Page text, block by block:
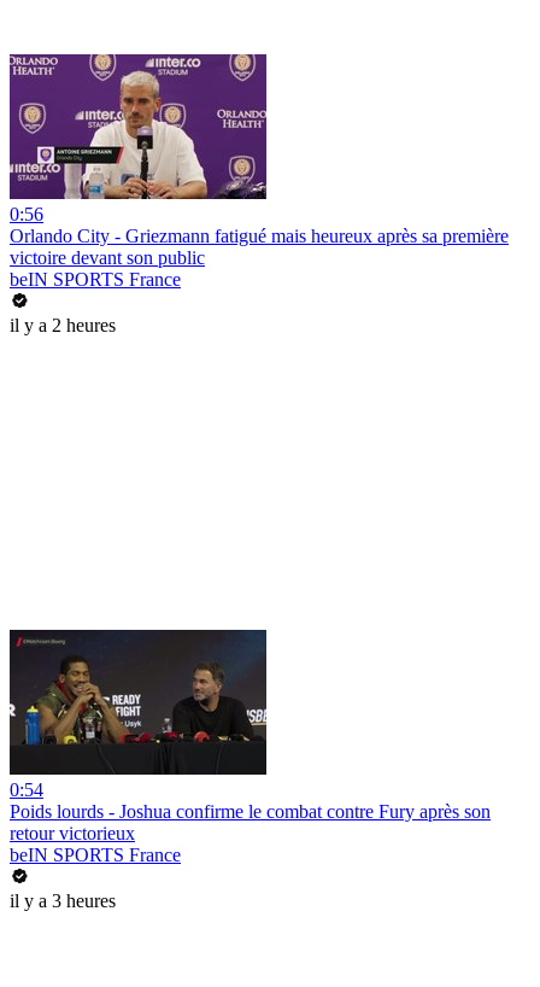
0:56
Orlando City - Griezmann fatigué mais heureux après sa première
victoire devant son public
beIN SPORTS France
il y a 2 heures
0:54
Poids lourds - Joshua confirme le combat contre Fury après son
retour victorieux
beIN SPORTS France
il y a 3 heures